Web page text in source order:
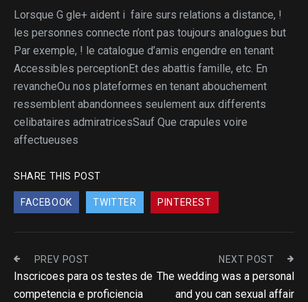
Lorsque G gle+ aident i faire surs relations a distance, !
les personnes connecte n’ont pas toujours analogues but
Par exemple, ! le catalogue d’amis engendre en tenant
Accessibles perceptionEt des abattis famille, etc. En
revancheOu nos plateformes en tenant abouchement
ressemblent abandonnees seulement aux differents
celibataires admiratricesSauf Que crapules voire
affectueuses
SHARE THIS POST
FACEBOOK TWITTER PINTEREST
PREV POST
Inscricoes para os testes de
competencia e proficiencia
NEXT POST
The wedding was a personal
and you can sexual affair